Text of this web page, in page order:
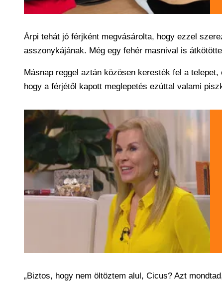
Árpi tehát jó férjként megvásárolta, hogy ezzel
asszonykájának. Még egy fehér masnival is
Másnap reggel aztán közösen keresték fel a
hogy a férjétől kapott meglepetés ezúttal valami
„Biztos, hogy nem öltöztem alul, Cicus? Azt